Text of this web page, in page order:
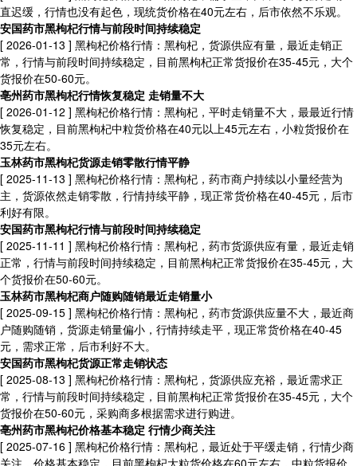
直迟缓，行情也没有起色，现统货价格在40元左右，后市依然不乐观。
安国药市黑枸杞行情与前段时间持续稳定
[ 2026-01-13 ] 黑枸杞价格行情：黑枸杞，货源供应有量，最近走销正
常，行情与前段时间持续稳定，目前黑枸杞正常货报价在35-45元，大个
货报价在50-60元。
亳州药市黑枸杞行情恢复稳定 走销量不大
[ 2026-01-12 ] 黑枸杞价格行情：黑枸杞，平时走销量不大，最最近行情
恢复稳定，目前黑枸杞中粒货价格在40元以上45元左右，小粒货报价在
35元左右。
玉林药市黑枸杞货源走销零散行情平静
[ 2025-11-13 ] 黑枸杞价格行情：黑枸杞，药市商户持续以小量经营为
主，货源依然走销零散，行情持续平静，现正常货价格在40-45元，后市
利好有限。
安国药市黑枸杞行情与前段时间持续稳定
[ 2025-11-11 ] 黑枸杞价格行情：黑枸杞，药市货源供应有量，最近走销
正常，行情与前段时间持续稳定，目前黑枸杞正常货报价在35-45元，大
个货报价在50-60元。
玉林药市黑枸杞商户随购随销最近走销量小
[ 2025-09-15 ] 黑枸杞价格行情：黑枸杞，药市货源供应量不大，最近商
户随购随销，货源走销量偏小，行情持续走平，现正常货价格在40-45
元，需求正常，后市利好不大。
安国药市黑枸杞货源正常走销状态
[ 2025-08-13 ] 黑枸杞价格行情：黑枸杞，货源供应充裕，最近需求正
常，行情与前段时间持续稳定，目前黑枸杞正常货报价在35-45元，大个
货报价在50-60元，采购商多根据需求进行购进。
亳州药市黑枸杞价格基本稳定 行情少商关注
[ 2025-07-16 ] 黑枸杞价格行情：黑枸杞，最近处于平缓走销，行情少商
关注，价格基本稳定，目前黑枸杞大粒货价格在60元左右，中粒货报价